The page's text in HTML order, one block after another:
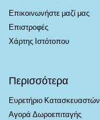
Επικοινωνήστε μαζί μας
Επιστροφές
Χάρτης Ιστότοπου
Περισσότερα
Ευρετήριο Κατασκευαστών
Αγορά Δωροεπιταγής